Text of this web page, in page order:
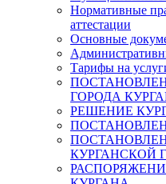
Нормативные
аттестации
Основные
Тарифы на
ГОРОДА
РЕШЕНИЕ
КУРГАНСКОЙ